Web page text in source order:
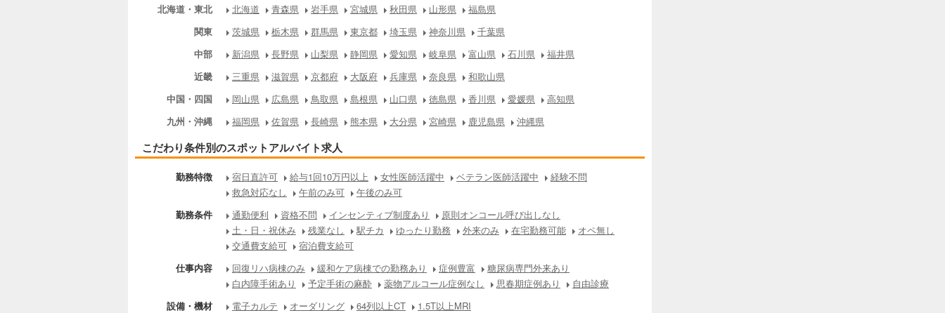
北海道・東北 北海道 青森県 岩手県 宮城県 秋田県 山形県
福島県
関東
茨城県 栃木県 群馬県 東京都 埼玉県 神奈川県
千葉県
中部
新潟県 長野県 山梨県 静岡県 愛知県 岐阜県 富山県 石川県
福井県
近畿
三重県 滋賀県 京都府 大阪府 兵庫県 奈良県
和歌山県
中国・四国
岡山県 広島県 鳥取県 島根県 山口県 徳島県 香川県 愛媛県
高知県
九州・沖縄
福岡県 佐賀県 長崎県 熊本県 大分県 宮崎県 鹿児島県
沖縄県
こだわり条件別のスポットアルバイト求人
勤務特徴 宿日直許可 給与1回10万円以上 女性医師活躍中 ベテラン医師活躍中
経験不問
救急対応なし
午前のみ可
午後のみ可
勤務条件
通勤便利 資格不問 インセンティブ制度あり
原則オンコール呼び出しなし
土・日・祝休み
残業なし 駅チカ ゆったり勤務 外来のみ 在宅勤務可能
オペ無し
交通費支給可
宿泊費支給可
仕事内容
回復リハ病棟のみ 緩和ケア病棟での勤務あり 症例豊富
糖尿病専門外来あり
白内障手術あり
予定手術の麻酔 薬物アルコール症例なし 思春期症例あり
自由診療
設備・機材
電子カルテ オーダリング 64列以上CT
1.5T以上MRI